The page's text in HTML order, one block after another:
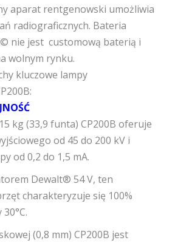
aparat rentgenowski umożliwia
radiograficznych. Bateria
nie jest customową baterią i
wolnym rynku.
kluczowe lampy
kg (33,9 funta) CP200B oferuje
od 45 do 200 kV i
od 0,2 do 1,5 mA.
Dewalt® 54 V, ten
charakteryzuje się 100%
(0,8 mm) CP200B jest